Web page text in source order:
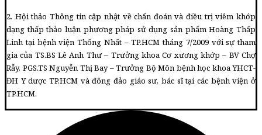
2. Hội thảo Thông tin cập nhật về chẩn đoán và điều trị viêm khớp
dạng thấp thảo luận phương pháp sử dụng sản phẩm Hoàng Thấp
Linh tại bệnh viện Thống Nhất – TP.HCM tháng 7/2009 với sự tham
gia của TS.BS Lê Anh Thư – Trưởng khoa Cơ xương khớp – BV Chợ
Rẫy, PGS.TS Nguyễn Thị Bay – Trưởng Bộ Môn bệnh học khoa YHCT-
ĐH Y dược TP.HCM và đông đảo giáo sư, bác sĩ tại các bệnh viện ở
TP.HCM.